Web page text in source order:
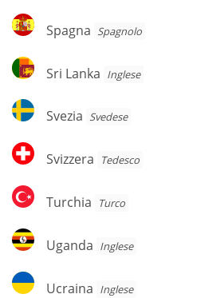
Spagna
Spagna Spagnolo
Sri
Lanka
Sri Lanka Inglese
Svezia
Svezia Svedese
Svizzera
Svizzera Tedesco
Turchia
Turchia Turco
Uganda
Uganda Inglese
Ucraina
Ucraina Inglese